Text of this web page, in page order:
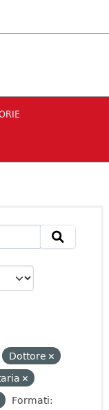
Dottore
Formati: